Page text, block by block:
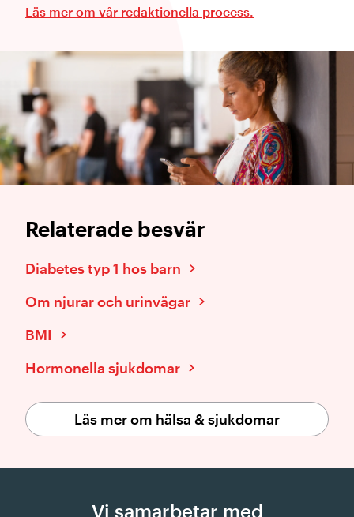
Läs mer om vår redaktionella process.
Relaterade besvär
Diabetes typ 1 hos barn
Om njurar och urinvägar
BMI
Hormonella sjukdomar
Läs mer om hälsa & sjukdomar
Vi samarbetar med